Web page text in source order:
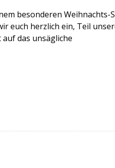
besonderen Weihnachts-
euch herzlich ein, Teil
das unsägliche